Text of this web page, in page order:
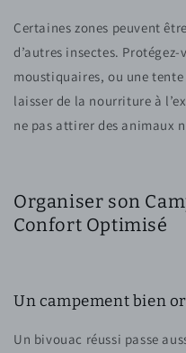
Certaines zones peuvent
d’autres insectes.
moustiquaires, ou une
laisser de la nourriture à
ne pas attirer des animaux
Organiser son
Confort Optimisé
Un campement bien
Un bivouac réussi passe